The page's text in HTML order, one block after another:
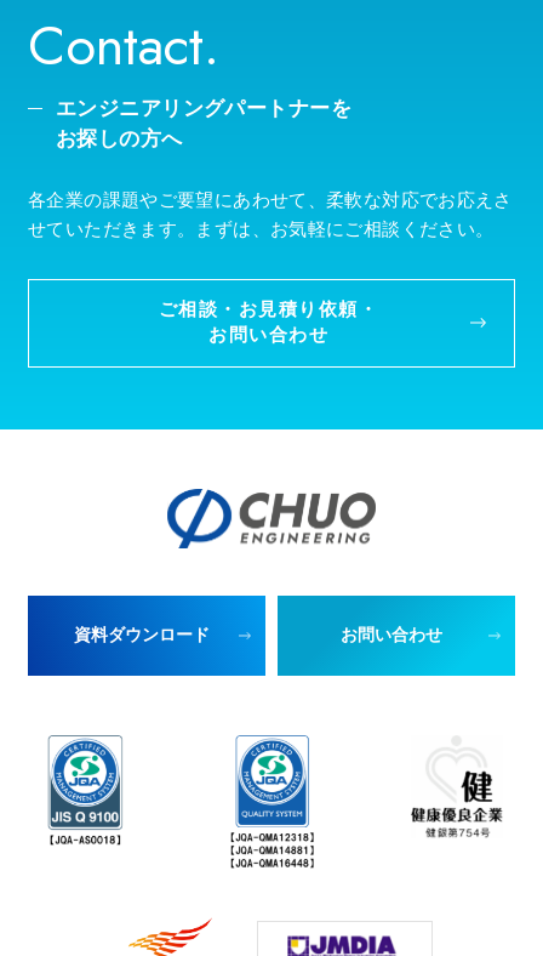
Contact.
エンジニアリングパートナーを
お探しの方へ
各企業の課題やご要望にあわせて、柔軟な対応でお応えさ
せていただきます。まずは、お気軽にご相談ください。
ご相談・お見積り依頼・
お問い合わせ
資料ダウンロード お問い合わせ